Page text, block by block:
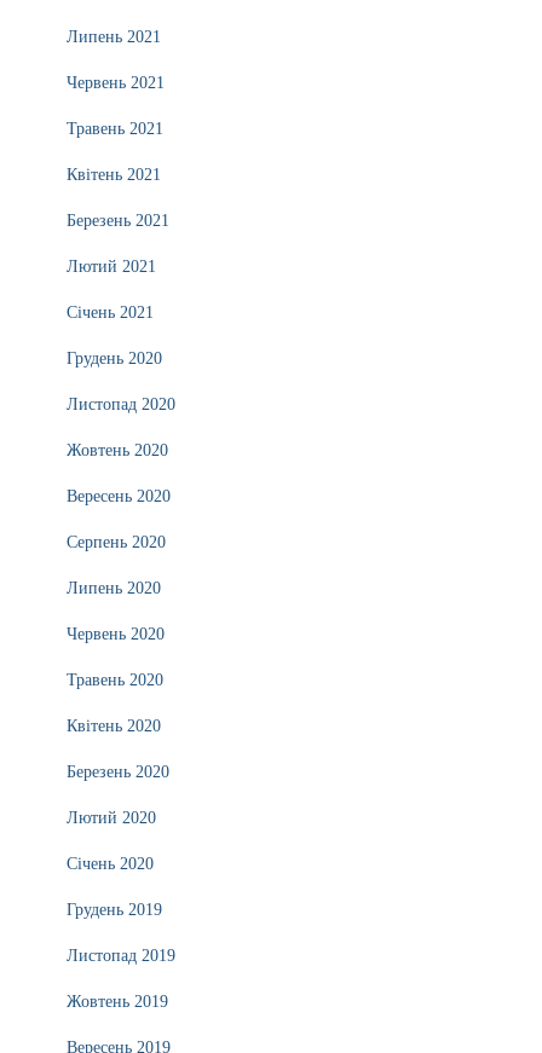
Липень 2021
Червень 2021
Травень 2021
Квітень 2021
Березень 2021
Лютий 2021
Січень 2021
Грудень 2020
Листопад 2020
Жовтень 2020
Вересень 2020
Серпень 2020
Липень 2020
Червень 2020
Травень 2020
Квітень 2020
Березень 2020
Лютий 2020
Січень 2020
Грудень 2019
Листопад 2019
Жовтень 2019
Вересень 2019